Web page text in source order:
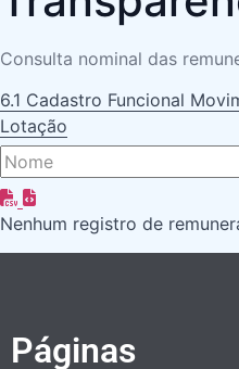
Consulta nominal das
6.1 Cadastro Funcional
Lotação
Nenhum registro de
Páginas